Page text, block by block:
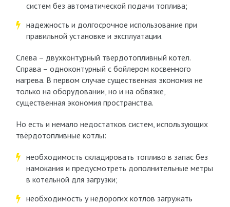
систем без автоматической подачи топлива;
надежность и долгосрочное использование при
правильной установке и эксплуатации.
Слева – двухконтурный твердотопливный котел.
Справа – одноконтурный с бойлером косвенного
нагрева. В первом случае существенная экономия не
только на оборудовании, но и на обвязке,
существенная экономия пространства.
Но есть и немало недостатков систем, использующих
твёрдотопливные котлы:
необходимость складировать топливо в запас без
намокания и предусмотреть дополнительные метры
в котельной для загрузки;
необходимость у недорогих котлов загружать